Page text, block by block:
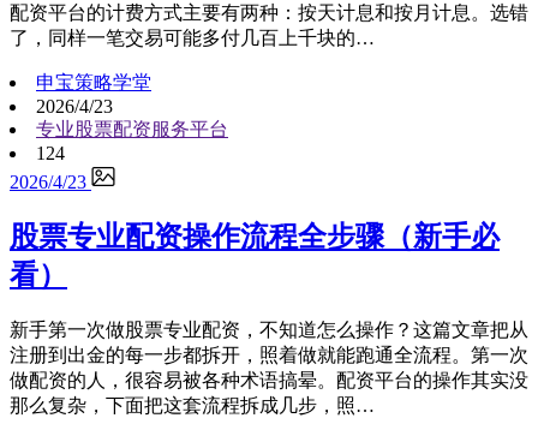
配资平台的计费方式主要有两种：按天计息和按月计息。选错
了，同样一笔交易可能多付几百上千块的…
申宝策略学堂
2026/4/23
专业股票配资服务平台
124
2026/4/23
股票专业配资操作流程全步骤（新手必
看）
新手第一次做股票专业配资，不知道怎么操作？这篇文章把从
注册到出金的每一步都拆开，照着做就能跑通全流程。第一次
做配资的人，很容易被各种术语搞晕。配资平台的操作其实没
那么复杂，下面把这套流程拆成几步，照…